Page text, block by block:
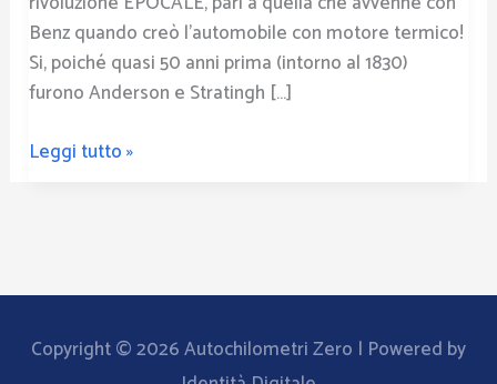
Benz quando creò l’automobile con motore termico!
Si, poiché quasi 50 anni prima (intorno al 1830)
furono Anderson e Stratingh […]
Leggi tutto »
Copyright © 2026Autochilometri Zero | Powered by